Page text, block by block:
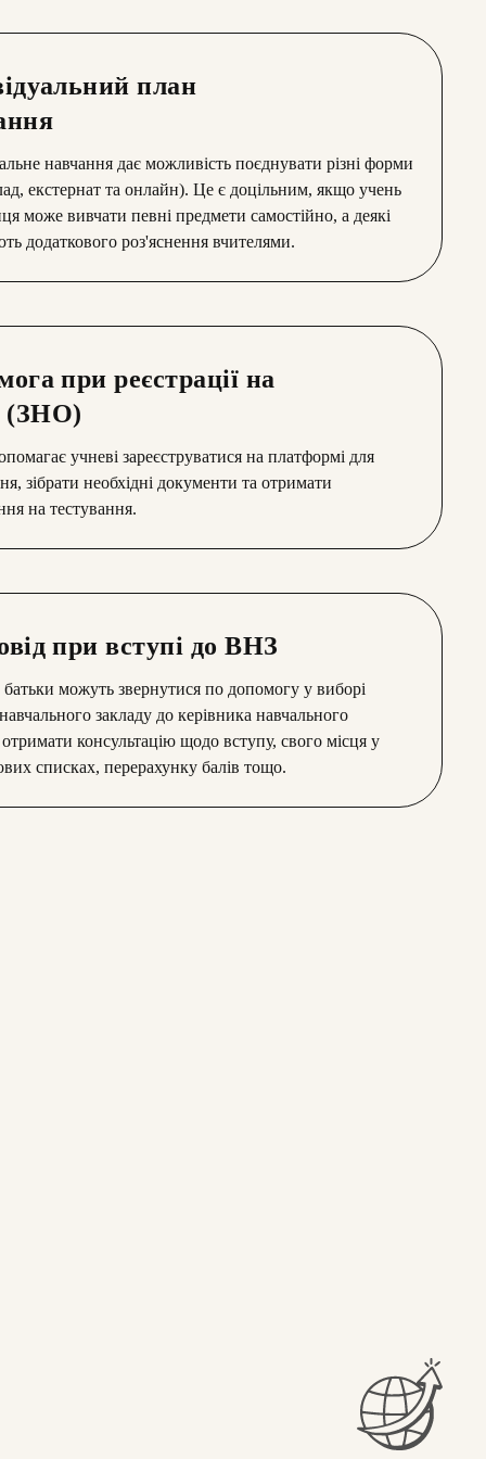
план
навчання дає можливість поєднувати різні форми
екстернат та онлайн). Це є доцільним, якщо учень
може вивчати певні предмети самостійно, а деякі
додаткового роз'яснення вчителями.
при реєстрації на
учневі зареєструватися на платформі для
зібрати необхідні документи та отримати
на тестування.
при вступі до ВНЗ
можуть звернутися по допомогу у виборі
закладу до керівника навчального
консультацію щодо вступу, свого місця у
списках, перерахунку балів тощо.